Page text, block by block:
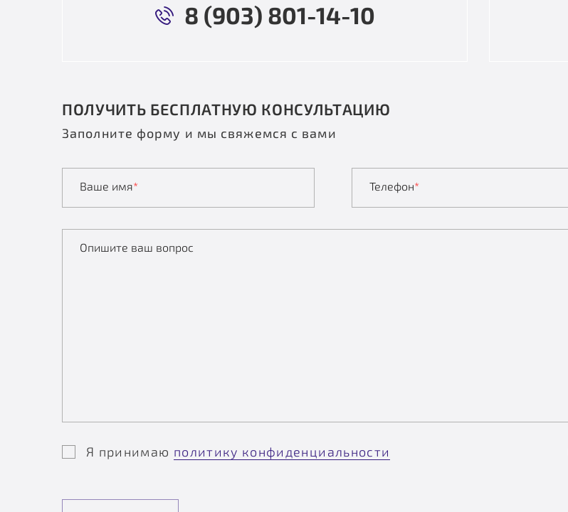
8 (903) 801-14-10
ПОЛУЧИТЬ БЕСПЛАТНУЮ КОНСУЛЬТАЦИЮ
Заполните форму и мы свяжемся с вами
Ваше имя* Телефон*
Опишите ваш вопрос
Я принимаю политику конфиденциальности